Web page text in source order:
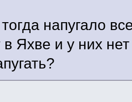
напугало
в Яхве и у них